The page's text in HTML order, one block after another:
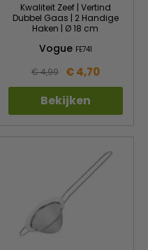
Kwaliteit Zeef | Vertind
Dubbel Gaas | 2 Handige
Haken | Ø 18 cm
Vogue FE741
€ 4,99 € 4,70
Bekijken